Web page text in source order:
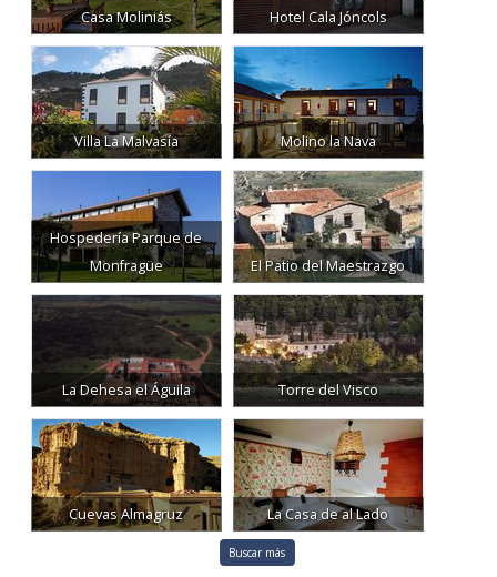
Casa Moliniás Hotel Cala Jóncols
Villa La Malvasía Molino la Nava
Hospedería Parque de
Monfragüe
El Patio del Maestrazgo
La Dehesa el Águila Torre del Visco
Cuevas Almagruz La Casa de al Lado
Buscar más